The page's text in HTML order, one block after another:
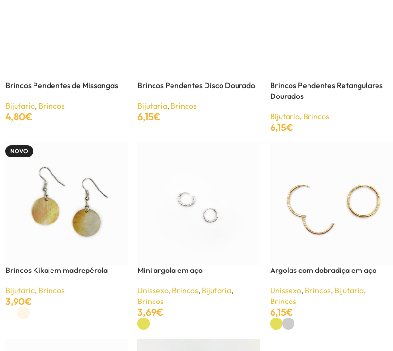
Brincos Pendentes de Missangas
Bijutaria, Brincos
4,80€
Brincos Pendentes Disco Dourado
Bijutaria, Brincos
6,15€
Brincos Pendentes Retangulares
Dourados
Bijutaria, Brincos
6,15€
NOVO
Brincos Kika em madrepérola
Bijutaria, Brincos
3,90€
Ver Opções
Mini argola em aço
Unissexo, Brincos, Bijutaria,
Brincos
3,69€
Ver Opções
Argolas com dobradiça em aço
Unissexo, Brincos, Bijutaria,
Brincos
6,15€
Ver Opções